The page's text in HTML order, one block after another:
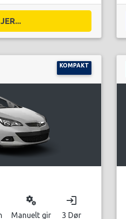
KOMPAKT
miscellaneous_services
Manuelt gir
login
3 Dør